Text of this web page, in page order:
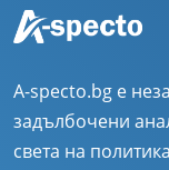
A-specto.bg е
задълбочени
света на